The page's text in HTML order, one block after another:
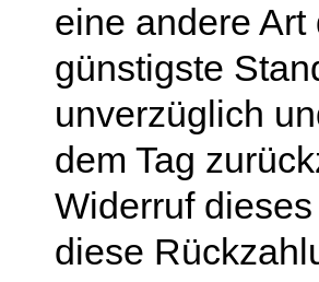
eine andere
günstigste
unverzüglich
dem Tag
Widerruf
diese